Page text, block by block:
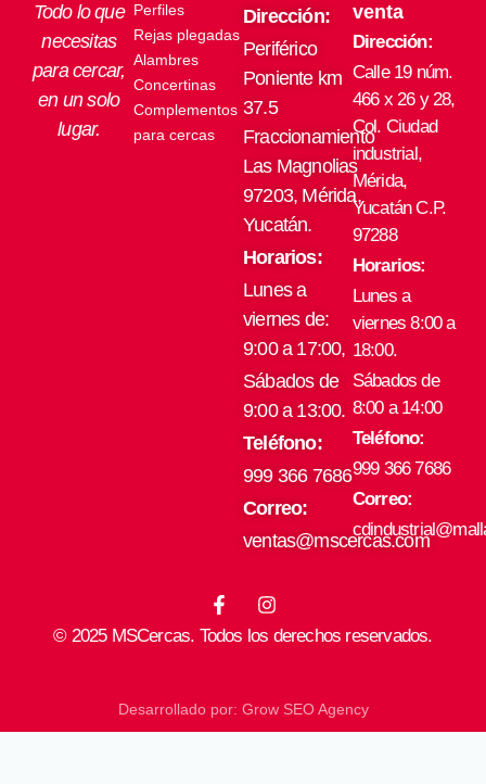
Todo lo que
necesitas
para cercar,
en un solo
lugar.
Perfiles
Rejas plegadas
Alambres
Concertinas
Complementos
para cercas
Dirección:
Periférico
Poniente km
37.5
Fraccionamiento
Las Magnolias
97203, Mérida,
Yucatán.
Horarios:
Lunes a
viernes de:
9:00 a 17:00,
Sábados de
9:00 a 13:00.
Teléfono:
999 366 7686
Correo:
ventas@mscercas.com
venta
Dirección:
Calle 19 núm.
466 x 26 y 28,
Col. Ciudad
industrial,
Mérida,
Yucatán C.P.
97288
Horarios:
Lunes a
viernes 8:00 a
18:00.
Sábados de
8:00 a 14:00
Teléfono:
999 366 7686
Correo:
© 2025 MSCercas. Todos los derechos reservados.
F
c
o
I
s
r
Desarrollado por: Grow SEO Agency